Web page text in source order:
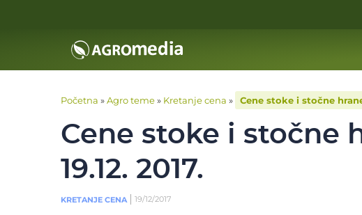
Početna »Agro teme» Kretanje cena » Cene stoke i stočne hrane
Cene stoke i stočne
19.12. 2017.
KRETANJE CENA 19/12/2017